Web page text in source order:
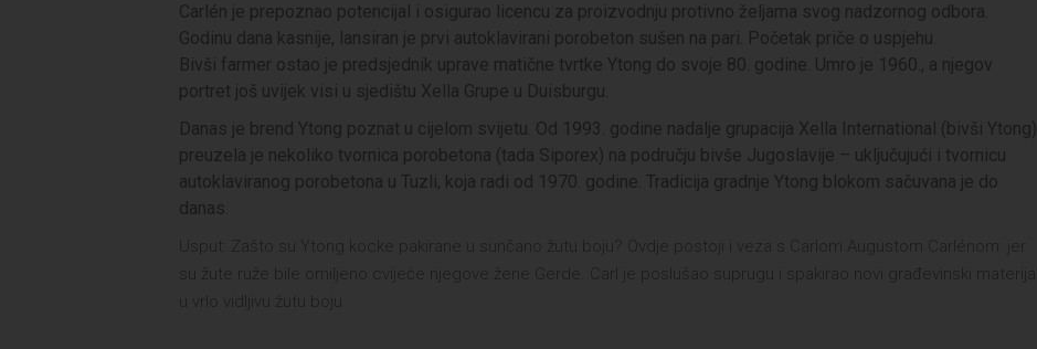
Carlén je prepoznao potencijal i osigurao licencu za proizvodnju protivno željama svog nadzornog odbora.
Godinu dana kasnije, lansiran je prvi autoklavirani porobeton sušen na pari. Početak priče o uspjehu.
Bivši farmer ostao je predsjednik uprave matične tvrtke Ytong do svoje 80. godine. Umro je 1960., a njegov
portret još uvijek visi u sjedištu Xella Grupe u Duisburgu.
Danas je brend Ytong poznat u cijelom svijetu. Od 1993. godine nadalje grupacija Xella International (bivši Ytong)
preuzela je nekoliko tvornica porobetona (tada Siporex) na području bivše Jugoslavije – uključujući i tvornicu
autoklaviranog porobetona u Tuzli, koja radi od 1970. godine. Tradicija gradnje Ytong blokom sačuvana je do
danas.
Usput: Zašto su Ytong kocke pakirane u sunčano žutu boju? Ovdje postoji i veza s Carlom Augustom Carlénom: jer
su žute ruže bile omiljeno cvijeće njegove žene Gerde. Carl je poslušao suprugu i spakirao novi građevinski materijal
u vrlo vidljivu žutu boju